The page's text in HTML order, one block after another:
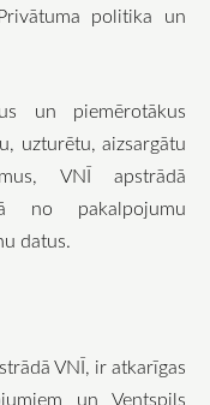
politika un
un piemērotākus
uzturētu, aizsargātu
VNĪ apstrādā
no pakalpojumu
datus.
VNĪ, ir atkarīgas
un Ventspils